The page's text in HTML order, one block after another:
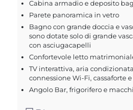
Cabina armadio e deposito
Parete panoramica in vetro
Bagno con grande doccia e
sono dotate solo di grande
con asciugacapelli
Confortevole letto
TV interattiva, aria
connessione Wi-Fi, cassaforte
Angolo Bar, frigorifero e